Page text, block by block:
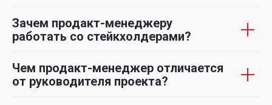
Зачем продакт-менеджеру
работать со стейкхолдерами?
Чем продакт-менеджер отличается
от руководителя проекта?